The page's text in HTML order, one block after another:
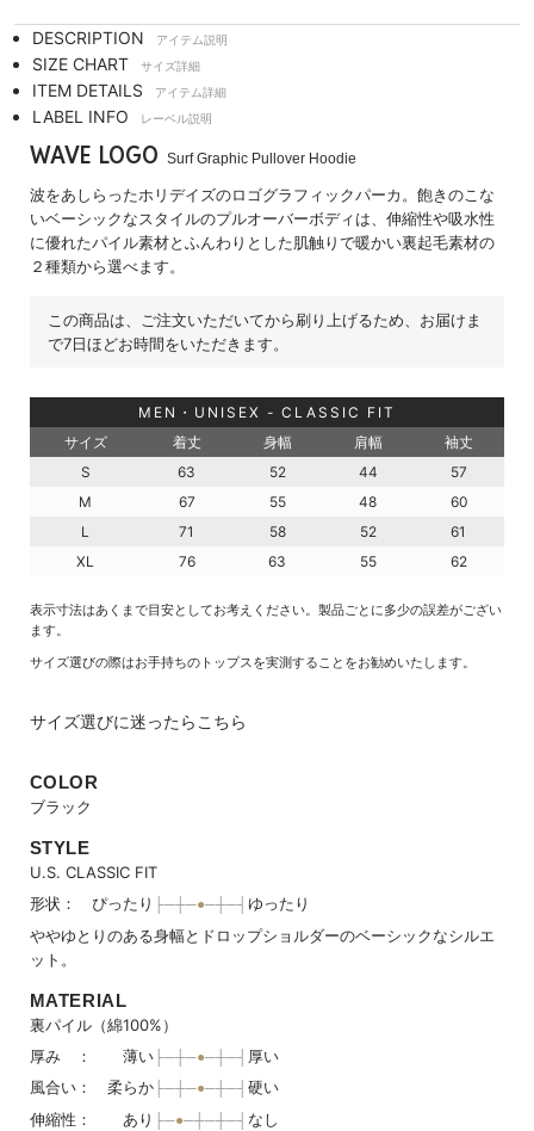
DESCRIPTION アイテム説明
SIZE CHART サイズ詳細
ITEM DETAILS アイテム詳細
LABEL INFO レーベル説明
WAVE LOGO Surf Graphic Pullover Hoodie
波をあしらったホリデイズのロゴグラフィックパーカ。飽きのこな
いベーシックなスタイルのプルオーバーボディは、伸縮性や吸水性
に優れたパイル素材とふんわりとした肌触りで暖かい裏起毛素材の
２種類から選べます。
この商品は、ご注文いただいてから刷り上げるため、お届けま
で7日ほどお時間をいただきます。
MEN・UNISEX - CLASSIC FIT
サイズ
着丈 身幅 肩幅
袖丈
S
63 52 44
57
M
67 55 48
60
L
71 58 52
61
XL
76 63 55 62
表示寸法はあくまで目安としてお考えください。製品ごとに多少の誤差がござい
ます。
サイズ選びの際はお手持ちのトップスを実測することをお勧めいたします。
サイズ選びに迷ったらこちら
COLOR
ブラック
STYLE
U.S. CLASSIC FIT
形状： ぴったり ゆったり
ややゆとりのある身幅とドロップショルダーのベーシックなシルエ
ット。
MATERIAL
裏パイル（綿100%）
厚み ： 薄い
厚い
風合い： 柔らか
硬い
伸縮性： あり
なし